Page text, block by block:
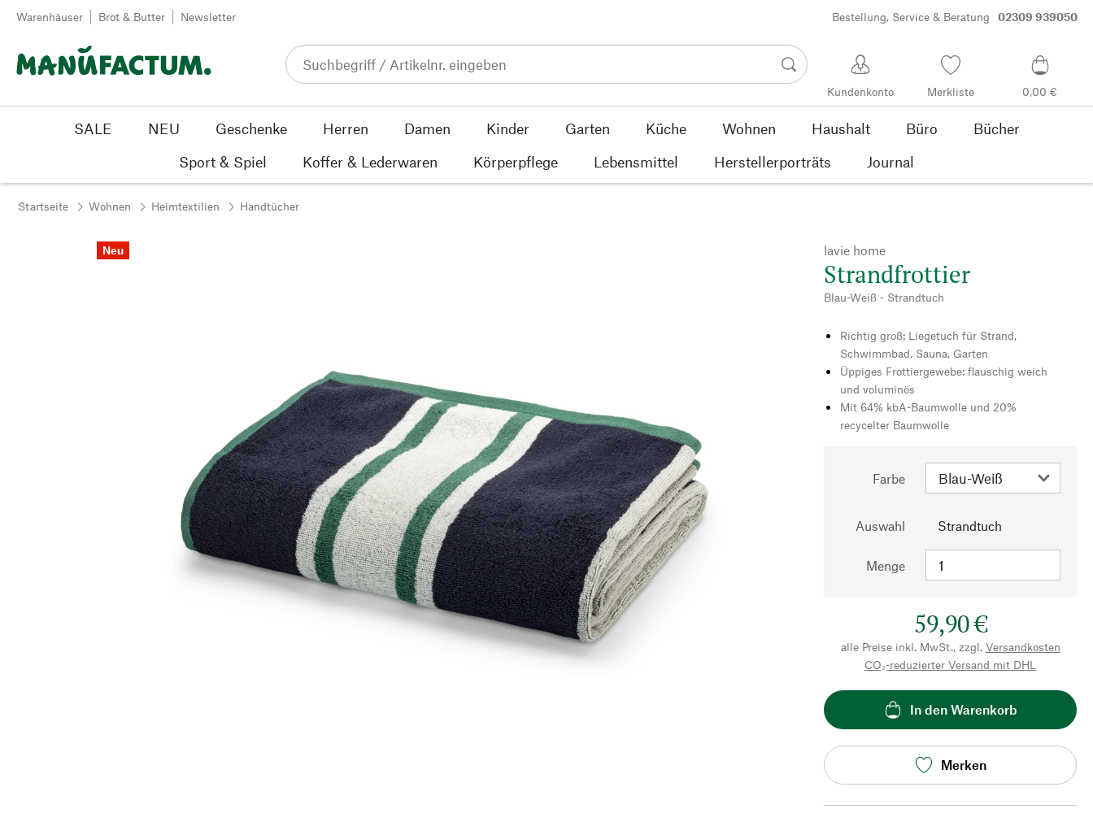
Zum Inhalt springen
Warenhäuser Brot & Butter Newsletter Bestellung, Service & Beratung 02309 939050
Kundenkonto Merkliste 0,00 €
SALE NEU Geschenke Herren Damen Kinder Garten Küche Wohnen Haushalt Büro
Bücher
Sport & Spiel
Koffer & Lederwaren Körperpflege Lebensmittel Herstellerporträts Journal
Startseite Wohnen Heimtextilien Handtücher
Neu lavie home
Strandfrottier
Blau-Weiß - Strandtuch
Richtig groß: Liegetuch für Strand,
Schwimmbad, Sauna, Garten
Üppiges Frottiergewebe: flauschig weich
und voluminös
Mit 64% kbA-Baumwolle und 20%
recycelter Baumwolle
Farbe
Auswahl Strandtuch
Menge
59,90 €
alle Preise inkl. MwSt., zzgl. Versandkosten
CO₂-reduzierter Versand mit DHL
In den Warenkorb
Merken